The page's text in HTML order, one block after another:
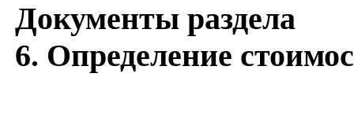
Документы раздела
6. Определение